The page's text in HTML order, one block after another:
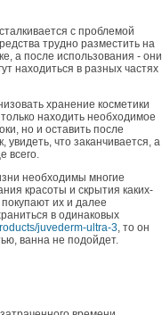
с проблемой
трудно разместить на
а после использования - они
находиться в разных частях
хранение косметики
находить необходимое
но и оставить после
увидеть, что заканчивается, а
всего.
необходимы многие
красоты и скрытия каких-
их и далее
в одинаковых
juvederm-ultra-3, то он
ванна не подойдет.